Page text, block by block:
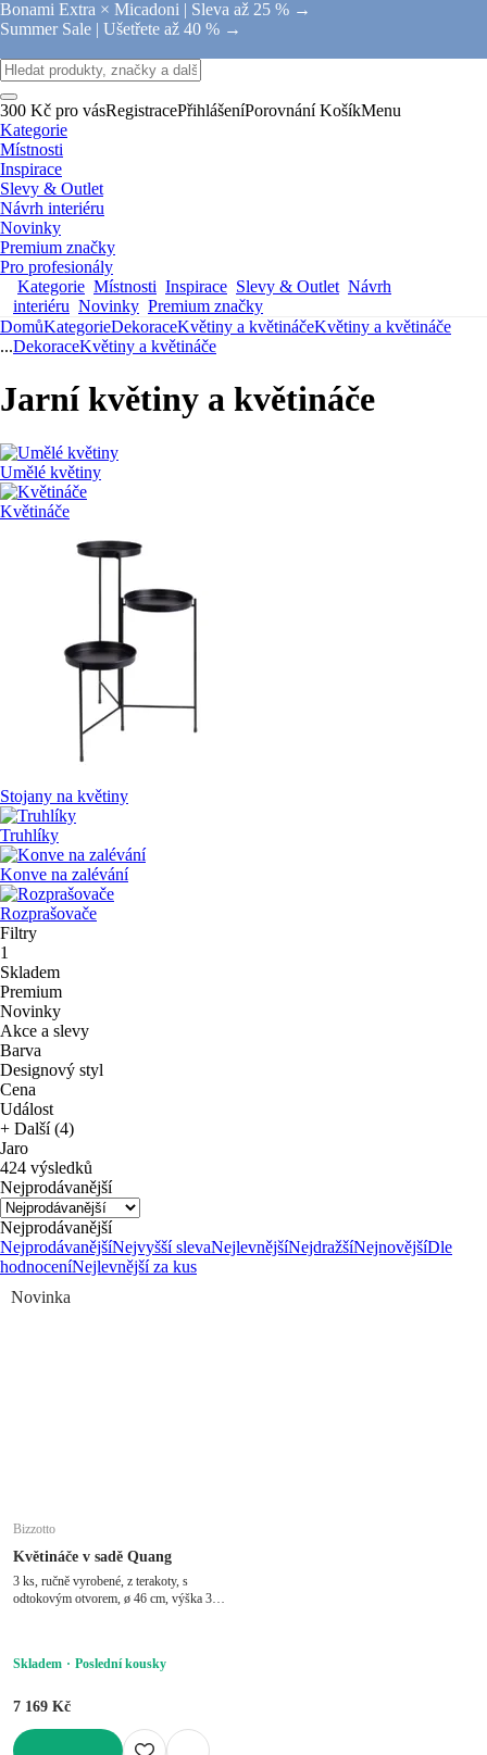
Bonami Extra × Micadoni | Sleva až 25 % →
Summer Sale | Ušetřete až 40 % →
300 Kč pro vásRegistracePřihlášeníPorovnání KošíkMenu
Kategorie
Místnosti
Inspirace
Slevy & Outlet
Návrh interiéru
Novinky
Premium značky
Pro profesionály
Kategorie Místnosti Inspirace Slevy & Outlet Návrh
interiéru Novinky Premium značky
DomůKategorieDekoraceKvětiny a květináčeKvětiny a květináče
...DekoraceKvětiny a květináče
Jarní květiny a květináče
Umělé květiny
Květináče
Stojany na květiny
Truhlíky
Konve na zalévání
Rozprašovače
Filtry
1
Skladem
Premium
Novinky
Akce a slevy
Barva
Designový styl
Cena
Událost
+ Další (4)
Jaro
424 výsledků
Nejprodávanější
Nejprodávanější
NejprodávanějšíNejvyšší slevaNejlevnějšíNejdražšíNejnovějšíDle
hodnoceníNejlevnější za kus
Novinka
Bizzotto
Květináče v sadě Quang
3 ks, ručně vyrobené, z terakoty, s
odtokovým otvorem, ø 46 cm, výška 38
Skladem Poslední kousky
7 169 Kč